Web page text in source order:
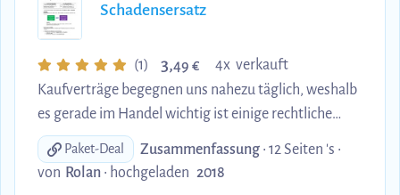
Personengesellschaften und juristischen Personen)
5. Handelsrechtliche Vertretungsregeln (gesetzliche
Vertretungsmac...
Schadensersatz
(1) 3,49 €
4x verkauft
Kaufverträge begegnen uns nahezu täglich, weshalb
es gerade im Handel wichtig ist einige rechtliche
Regelungen zu kennen. Schwerpunkte der
Zusammenfassung sind: 1. Begriffserläuterung und
Voraussetzungen für Abschluss eines Kaufvertrages
Paket-Deal Zusammenfassung • 12 Seiten 's •
von Rolan • hochgeladen 2018